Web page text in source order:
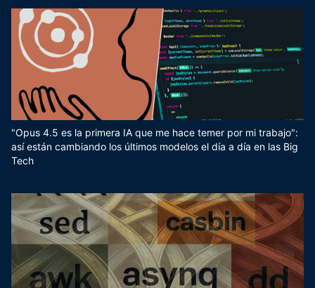
"Opus 4.5 es la primera IA que me hace temer por mi trabajo":
así están cambiando los últimos modelos el día a día en las Big
Tech